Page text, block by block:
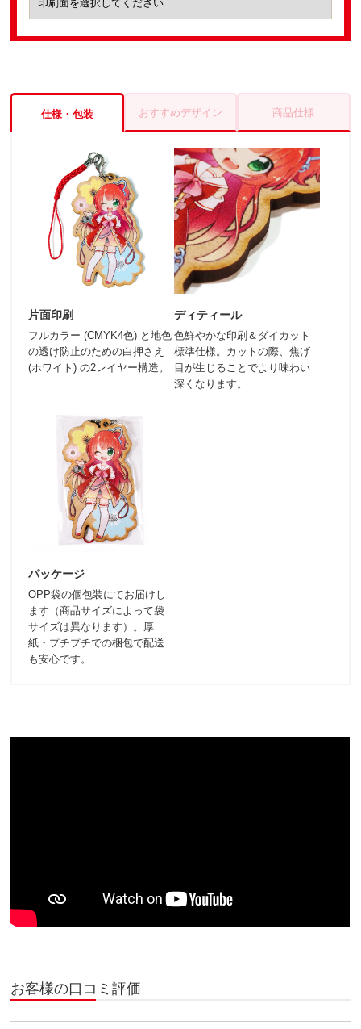
仕様・包装 おすすめデザイン 商品仕様
片面印刷
フルカラー (CMYK4色) と地色
の透け防止のための白押さえ
(ホワイト) の2レイヤー構造。
ディティール
色鮮やかな印刷＆ダイカット
標準仕様。カットの際、焦げ
目が生じることでより味わい
深くなります。
パッケージ
OPP袋の個包装にてお届けし
ます（商品サイズによって袋
サイズは異なります）。厚
紙・プチプチでの梱包で配送
も安心です。
お客様の口コミ評価